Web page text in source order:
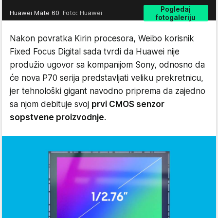
Pogledaj
fotogaleriju
Huawei Mate 60 Foto: Huawei
Nakon povratka Kirin procesora, Weibo korisnik
Fixed Focus Digital sada tvrdi da Huawei nije
produžio ugovor sa kompanijom Sony, odnosno da
će nova P70 serija predstavljati veliku prekretnicu,
jer tehnološki gigant navodno priprema da zajedno
sa njom debituje svoj prvi CMOS senzor
sopstvene proizvodnje.